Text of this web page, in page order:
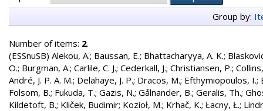
Group by:
Number of items: 2.
(ESSnuSB) Alekou, A.; Baussan, E.; Bhattacharyya, A. K.;
O.; Burgman, A.; Carlile, C. J.; Cederkall, J.; Christiansen, P.;
André, J. P. A. M.; Delahaye, J. P.; Dracos, M.; Efthymiopoulos, I.;
Folsom, B.; Fukuda, T.; Gazis, N.; Gålnander, B.; Geralis, Th.;
Kildetoft, B.; Kliček, Budimir; Kozioł, M.; Krhač, K.; Łacny, Ł.;